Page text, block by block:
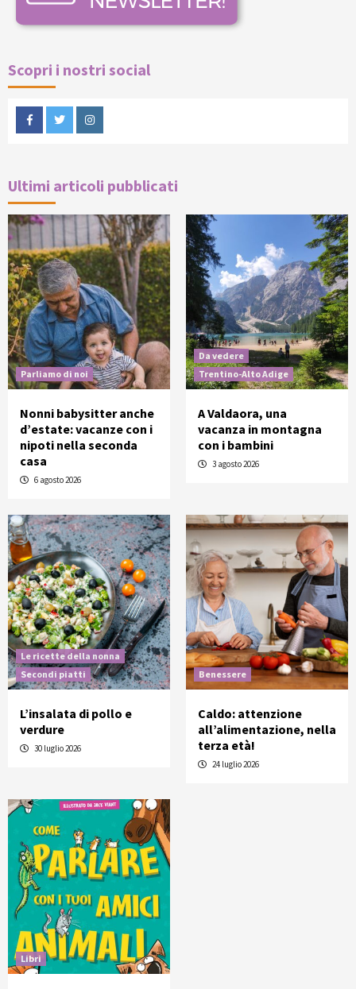
Scopri i nostri social
FacebookTwitterInstagram
Ultimi articoli pubblicati
Parliamo di noi
Nonni babysitter anche
d’estate: vacanze con i
nipoti nella seconda
casa
6 agosto 2026
Da vedere
Trentino-Alto Adige
A Valdaora, una
vacanza in montagna
con i bambini
3 agosto 2026
Le ricette della nonna
Secondi piatti
L’insalata di pollo e
verdure
30 luglio 2026
Benessere
Caldo: attenzione
all’alimentazione, nella
terza età!
24 luglio 2026
Libri